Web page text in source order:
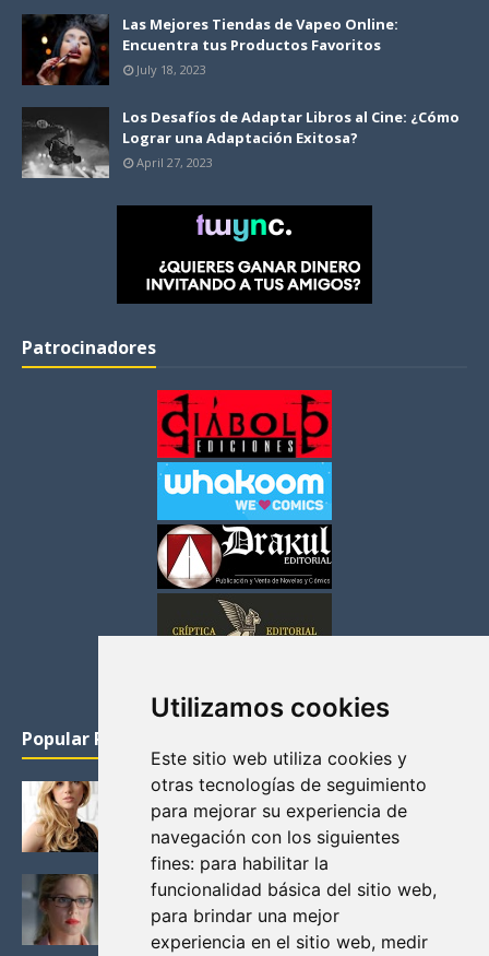
Utilizamos cookies
Este sitio web utiliza cookies y
otras tecnologías de seguimiento
para mejorar su experiencia de
navegación con los siguientes
fines: para habilitar la
funcionalidad básica del sitio web,
para brindar una mejor
experiencia en el sitio web, medir
Las Mejores Tiendas de Vapeo Online:
Encuentra tus Productos Favoritos
July 18, 2023
Los Desafíos de Adaptar Libros al Cine: ¿Cómo
Lograr una Adaptación Exitosa?
April 27, 2023
Patrocinadores
Popular Posts
KATHERYN WINNICK: LA ACTRIZ MAS GUAPA DE
VIKINGOS
Junio 14, 2013
FELICITY (EMILY BETT RICKARDS), LAS FOTOS
MAS BONITAS DE LA ALIADA DE ARROW
Noviembre 30, 2013